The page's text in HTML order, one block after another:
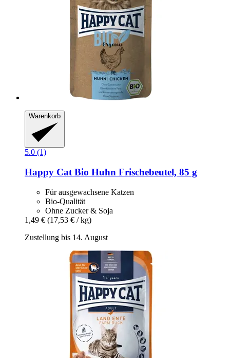
Warenkorb
5.0 (1)
Happy Cat Bio Huhn Frischebeutel, 85 g
Für ausgewachsene Katzen
Bio-Qualität
Ohne Zucker & Soja
1,49 € (17,53 € / kg)
Zustellung bis 14. August